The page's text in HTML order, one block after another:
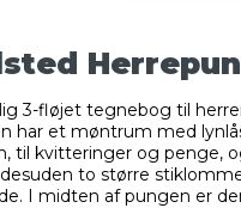
3-fløjet tegnebog til
har et møntrum med
til kvitteringer og penge,
to større
I midten af pungen er